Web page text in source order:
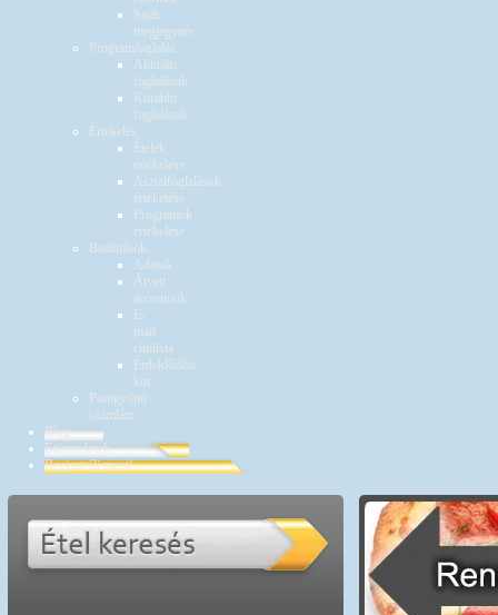
Saját
megjegyzés
Programfoglalás
Aktuális
foglalások
Korábbi
foglalások
Értékelés
Ételek
értékelése
Asztalfoglalások
értékelése
Programok
értékelése
Beállítások
Adatok
Átvett
accountok
E-
mail
címlista
Érdeklődési
kör
Pontgyűjtő
számlám
Blog
Éttermeknek
Regisztrálj most!